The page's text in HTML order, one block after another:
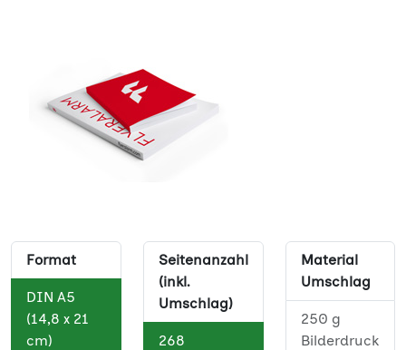
Format
DIN A5
(14,8 x 21
cm)
Seitenanzahl
(inkl.
Umschlag)
268
Material
Umschlag
250 g
Bilderdruck